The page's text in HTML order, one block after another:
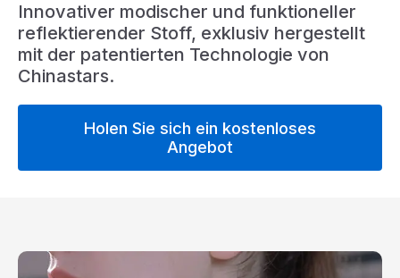
Innovativer modischer und funktioneller
reflektierender Stoff, exklusiv hergestellt
mit der patentierten Technologie von
Chinastars.
Holen Sie sich ein kostenloses
Angebot